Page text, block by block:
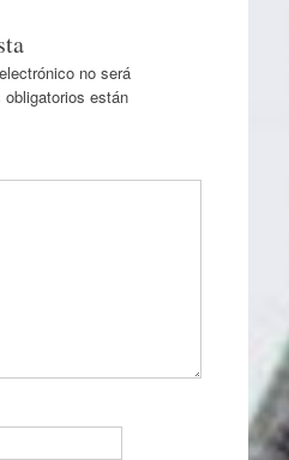
no será
obligatorios están